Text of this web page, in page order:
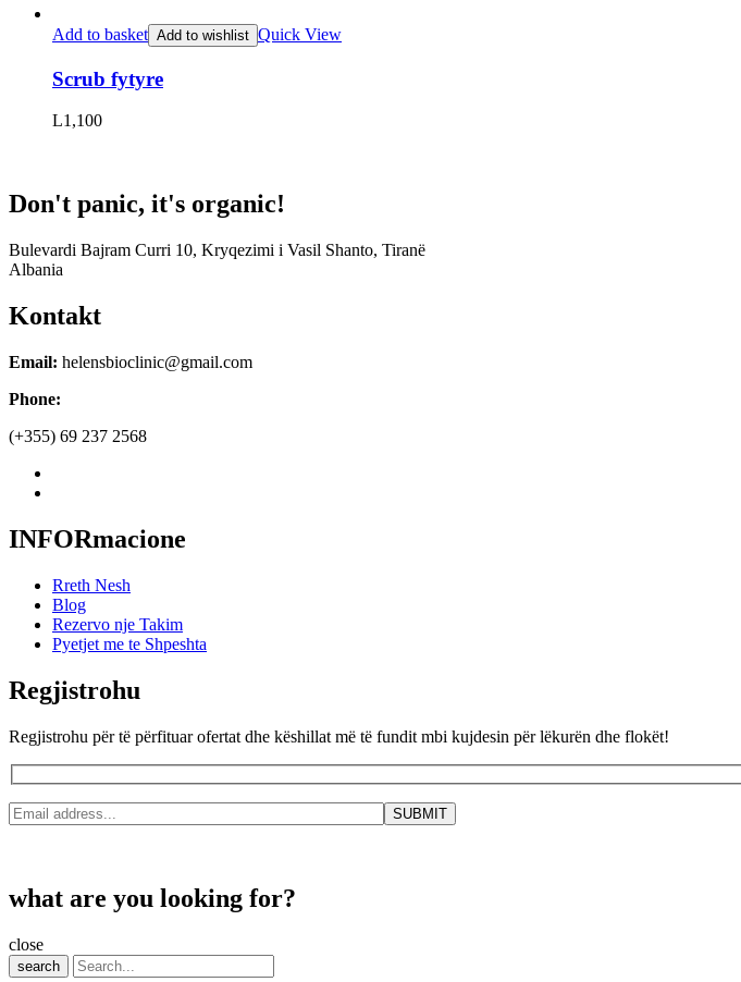
Add to basket Add to wishlist Quick View
Scrub fytyre
L1,100
Don't panic, it's organic!
Bulevardi Bajram Curri 10, Kryqezimi i Vasil Shanto, Tiranë
Albania
Kontakt
Email: helensbioclinic@gmail.com
Phone:
(+355) 69 237 2568
INFORmacione
Rreth Nesh
Blog
Rezervo nje Takim
Pyetjet me te Shpeshta
Regjistrohu
Regjistrohu për të përfituar ofertat dhe këshillat më të fundit mbi kujdesin për lëkurën dhe flokët!
what are you looking for?
close
search